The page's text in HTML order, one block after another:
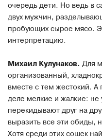
очередь дети. Но ведь в
двух мужчин,
пробующих сырое мясо.
интерпретацию.
Михаил Кулунаков. Для
организованный,
вместе с тем жестокий.
деле мелкие и жалкие:
перекидывают друг на
выразить все эти обиды,
Хотя среди этих сошек